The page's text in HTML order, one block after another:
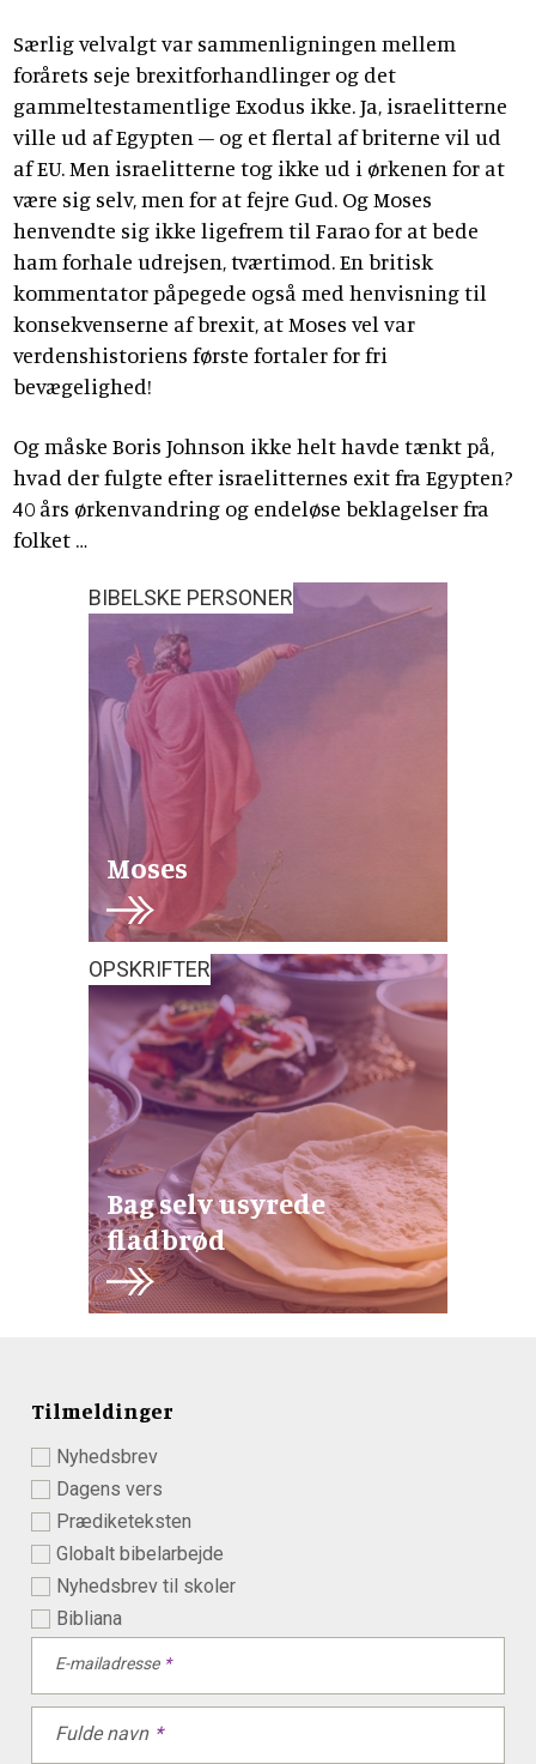
Særlig velvalgt var sammenligningen mellem
forårets seje brexitforhandlinger og det
gammeltestamentlige Exodus ikke. Ja, israelitterne
ville ud af Egypten – og et flertal af briterne vil ud
af EU. Men israelitterne tog ikke ud i ørkenen for at
være sig selv, men for at fejre Gud. Og Moses
henvendte sig ikke ligefrem til Farao for at bede
ham forhale udrejsen, tværtimod. En britisk
kommentator påpegede også med henvisning til
konsekvenserne af brexit, at Moses vel var
verdenshistoriens første fortaler for fri
bevægelighed!
Og måske Boris Johnson ikke helt havde tænkt på,
hvad der fulgte efter israelitternes exit fra Egypten?
40 års ørkenvandring og endeløse beklagelser fra
folket …
BIBELSKE PERSONER
Moses
OPSKRIFTER
Bag selv usyrede
fladbrød
Tilmeldinger
Nyhedsbrev
Dagens vers
Prædiketeksten
Globalt bibelarbejde
Nyhedsbrev til skoler
Bibliana
E-mailadresse
Fulde navn